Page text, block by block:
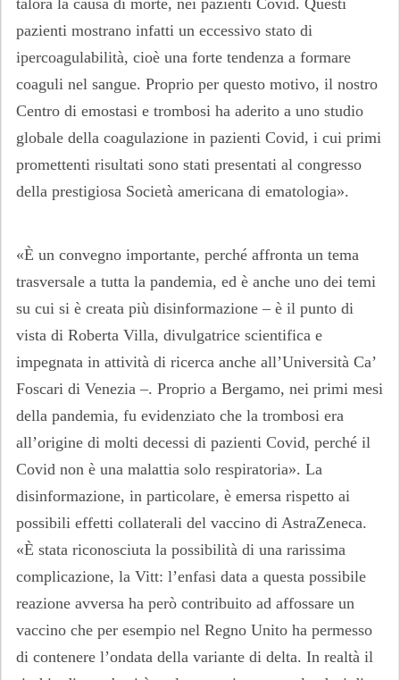
talora la causa di morte, nei pazienti Covid. Questi
pazienti mostrano infatti un eccessivo stato di
ipercoagulabilità, cioè una forte tendenza a formare
coaguli nel sangue. Proprio per questo motivo, il nostro
Centro di emostasi e trombosi ha aderito a uno studio
globale della coagulazione in pazienti Covid, i cui primi
promettenti risultati sono stati presentati al congresso
della prestigiosa Società americana di ematologia».
«È un convegno importante, perché affronta un tema
trasversale a tutta la pandemia, ed è anche uno dei temi
su cui si è creata più disinformazione – è il punto di
vista di Roberta Villa, divulgatrice scientifica e
impegnata in attività di ricerca anche all’Università Ca’
Foscari di Venezia –. Proprio a Bergamo, nei primi mesi
della pandemia, fu evidenziato che la trombosi era
all’origine di molti decessi di pazienti Covid, perché il
Covid non è una malattia solo respiratoria». La
disinformazione, in particolare, è emersa rispetto ai
possibili effetti collaterali del vaccino di AstraZeneca.
«È stata riconosciuta la possibilità di una rarissima
complicazione, la Vitt: l’enfasi data a questa possibile
reazione avversa ha però contribuito ad affossare un
vaccino che per esempio nel Regno Unito ha permesso
di contenere l’ondata della variante di delta. In realtà il